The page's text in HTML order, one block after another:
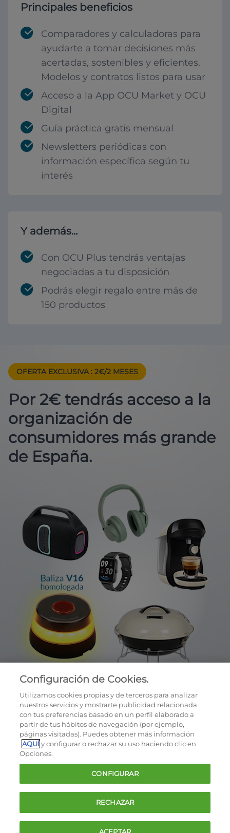
Principales beneficios
Comparadores y calculadoras para
ayudarte a tomar decisiones más
acertadas, sostenibles y eficientes.
Modelos y contratos listos para usar
Acceso a la App OCU Market y OCU
Digital
Guía práctica gratis mensual
Newsletters periódicas con
información específica según tu
interés
Y además...
Con OCU Plus tendrás ventajas
negociadas a tu disposición
Podrás elegir regalo entre más de
150 productos
OFERTA EXCLUSIVA : 2€/2 MESES
Por 2€ tendrás acceso a la
organización de
consumidores más grande
de España.
Cookies
Política de privacidad
Términos y condiciones de la oferta
Contacto
FAQ
Configuración de Cookies.
Utilizamos cookies propias y de terceros para analizar
nuestros servicios y mostrarte publicidad relacionada
con tus preferencias basado en un perfil elaborado a
partir de tus hábitos de navegación (por ejemplo,
páginas visitadas). Puedes obtener más información
AQUÍy configurar o rechazar su uso haciendo clic en
Opciones.
CONFIGURAR
RECHAZAR